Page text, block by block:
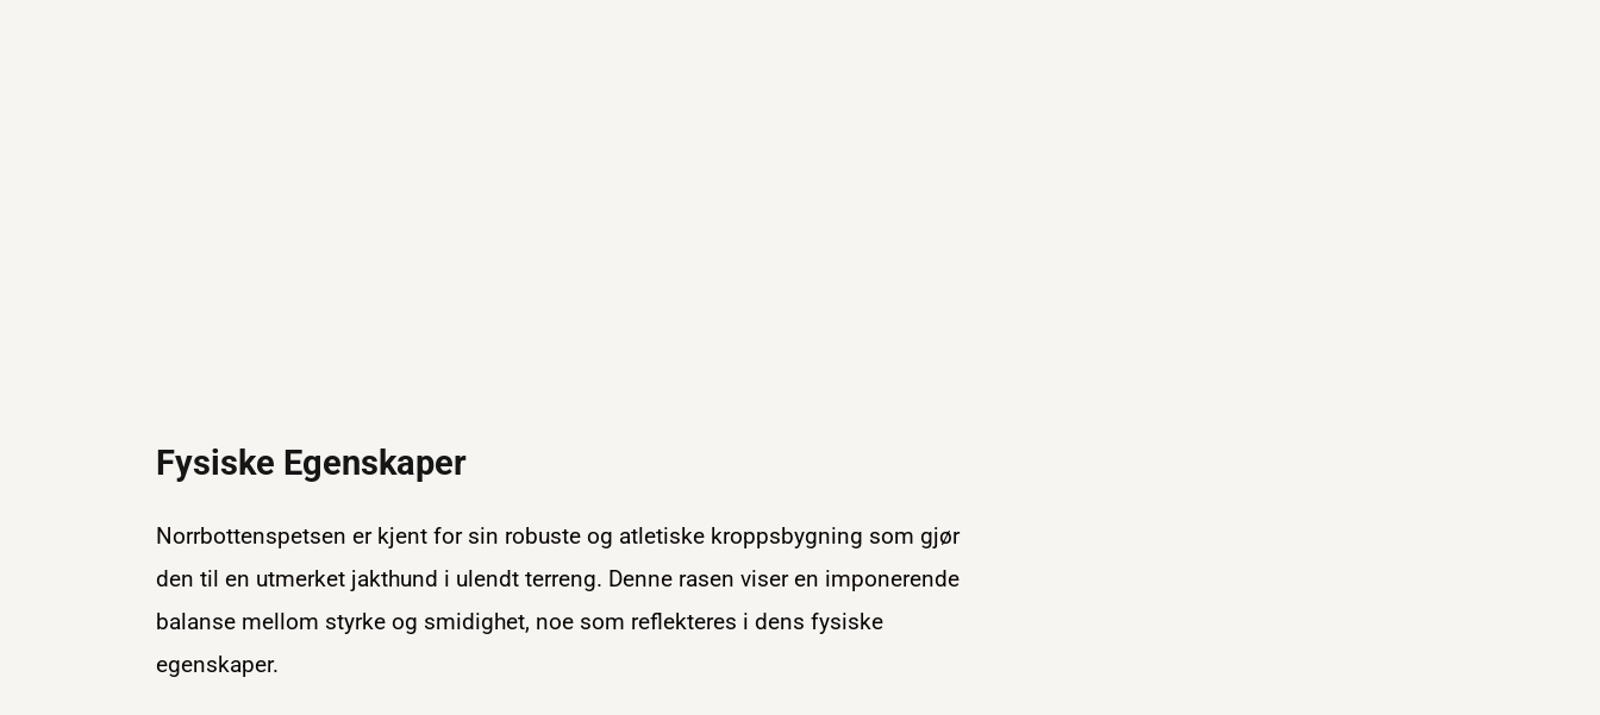
Fysiske Egenskaper
Norrbottenspetsen er kjent for sin robuste og atletiske kroppsbygning som gjør
den til en utmerket jakthund i ulendt terreng. Denne rasen viser en imponerende
balanse mellom styrke og smidighet, noe som reflekteres i dens fysiske
egenskaper.